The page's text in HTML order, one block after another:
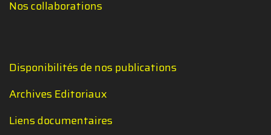
Nos collaborations
Disponibilités de nos publications
Archives Editoriaux
Liens documentaires